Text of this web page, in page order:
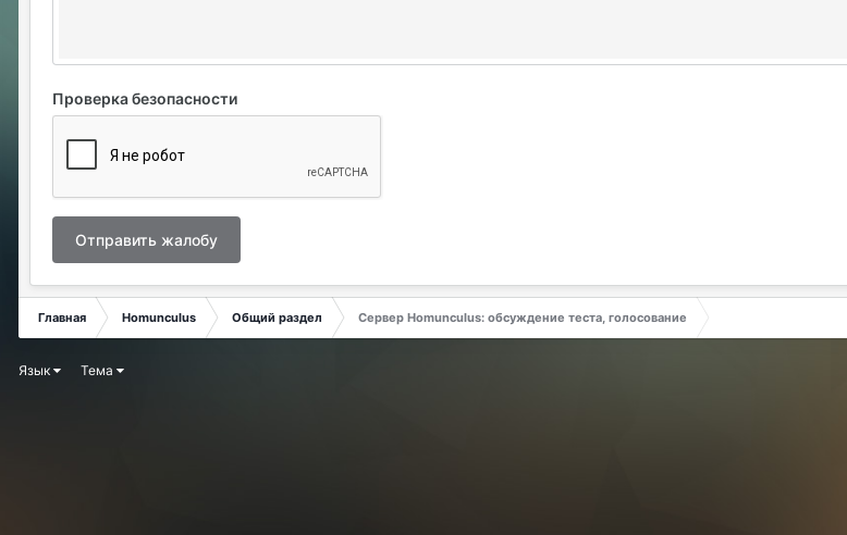
Проверка безопасности
Отправить жалобу
Главная Homunculus Общий раздел Сервер Homunculus: обсуждение теста, голосование
Язык Тема